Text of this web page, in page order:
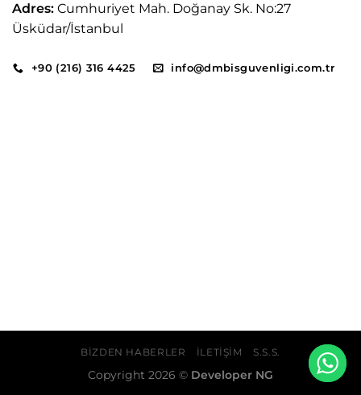
Adres: Cumhuriyet Mah. Doğanay Sk. No:27
Üsküdar/İstanbul
+90 (216) 316 4425 info@dmbisguvenligi.com.tr
BIZDEN HABERLER İLETIŞIM S.S.S.
Copyright 2026 © Developer NG